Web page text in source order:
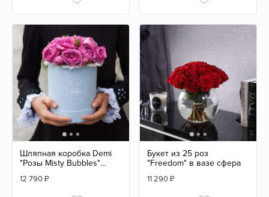
Шляпная коробка Demi
"Розы Misty Bubbles"
12 790₽
Букет из 25 роз
"Freedom" в вазе сфера
11 290₽